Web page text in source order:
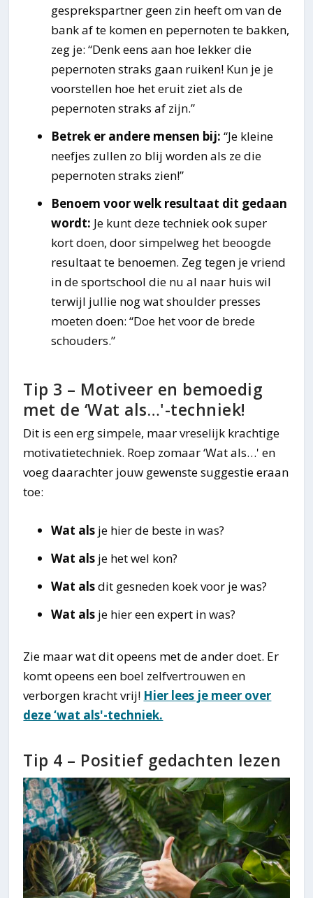
gesprekspartner geen zin heeft om van de
bank af te komen en pepernoten te bakken,
zeg je: “Denk eens aan hoe lekker die
pepernoten straks gaan ruiken! Kun je je
voorstellen hoe het eruit ziet als de
pepernoten straks af zijn.”
Betrek er andere mensen bij: “Je kleine
neefjes zullen zo blij worden als ze die
pepernoten straks zien!”
Benoem voor welk resultaat dit gedaan
wordt: Je kunt deze techniek ook super
kort doen, door simpelweg het beoogde
resultaat te benoemen. Zeg tegen je vriend
in de sportschool die nu al naar huis wil
terwijl jullie nog wat shoulder presses
moeten doen: “Doe het voor de brede
schouders.”
Tip 3 – Motiveer en bemoedig
met de ‘Wat als…'-techniek!
Dit is een erg simpele, maar vreselijk krachtige
motivatietechniek. Roep zomaar ‘Wat als…' en
voeg daarachter jouw gewenste suggestie eraan
toe:
Wat als je hier de beste in was?
Wat als je het wel kon?
Wat alsdit gesneden koek voor je was?
Wat als je hier een expert in was?
Zie maar wat dit opeens met de ander doet. Er
komt opeens een boel zelfvertrouwen en
verborgen kracht vrij! Hier lees je meer over
deze ‘wat als'-techniek.
Tip 4 – Positief gedachten lezen